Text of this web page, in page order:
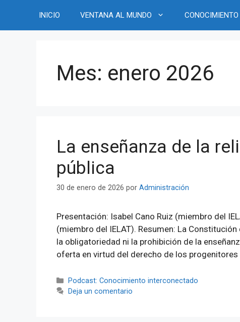
contenido
INICIO VENTANA AL MUNDO
Mes: enero 2026
La enseñanza de la
pública
30 de enero de 2026 por Administración
Presentación: Isabel Cano Ruiz (miembro del
(miembro del IELAT). Resumen: La
la obligatoriedad ni la prohibición de la
oferta en virtud del derecho de los
Categorías
Podcast: Conocimiento interconectado
Deja un comentario